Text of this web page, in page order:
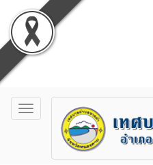
Toggle
navigation